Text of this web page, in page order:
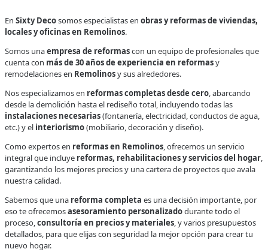
En Sixty Decosomos especialistas en obras y reformas de viviendas,
locales y oficinas en Remolinos.
Somos unaempresa de reformascon un equipo de profesionales que
cuenta con más de 30 años de experiencia en reformasy
remodelaciones en Remolinosy sus alrededores.
Nos especializamos en reformas completas desde cero, abarcando
desde la demolición hasta el rediseño total, incluyendo todas las
instalaciones necesarias(fontanería, electricidad, conductos de agua,
etc.) y el interiorismo(mobiliario, decoración y diseño).
Como expertos en reformas en Remolinos, ofrecemos un servicio
integral que incluye reformas, rehabilitaciones y servicios del hogar,
garantizando los mejores precios y una cartera de proyectos que avala
nuestra calidad.
Sabemos que una reforma completa es una decisión importante, por
eso te ofrecemosasesoramiento personalizadodurante todo el
proceso,consultoría en precios y materiales, y varios presupuestos
detallados, para que elijas con seguridad la mejor opción para crear tu
nuevo hogar.